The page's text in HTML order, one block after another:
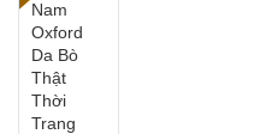
Nam
Oxford
Da Bò
Thật
Thời
Trang